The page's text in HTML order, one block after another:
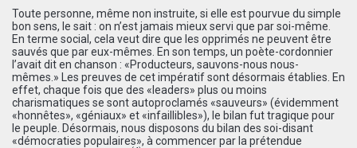
Toute personne, même non instruite, si elle est pourvue du simple
bon sens, le sait : on n’est jamais mieux servi que par soi-même.
En terme social, cela veut dire que les opprimés ne peuvent être
sauvés que par eux-mêmes. En son temps, un poète-cordonnier
l’avait dit en chanson : «Producteurs, sauvons-nous nous-
mêmes.» Les preuves de cet impératif sont désormais établies. En
effet, chaque fois que des «leaders» plus ou moins
charismatiques se sont autoproclamés «sauveurs» (évidemment
«honnêtes», «géniaux» et «infaillibles»), le bilan fut tragique pour
le peuple. Désormais, nous disposons du bilan des soi-disant
«démocraties populaires», à commencer par la prétendue